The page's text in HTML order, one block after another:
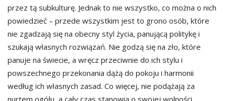
przez tą subkulturę. Jednak to nie wszystko, co można o nich
powiedzieć – przede wszystkim jest to grono osób, które
nie zgadzają się na obecny styl życia, panującą politykę i
szukają własnych rozwiązań. Nie godzą się na zło, które
panuje na świecie, a wręcz przeciwnie do ich stylu i
powszechnego przekonania dążą do pokoju i harmonii
według ich własnych zasad. Co więcej, nie podążają za
nurtem ogółu, a cały czas stanowią o swojej wolności,